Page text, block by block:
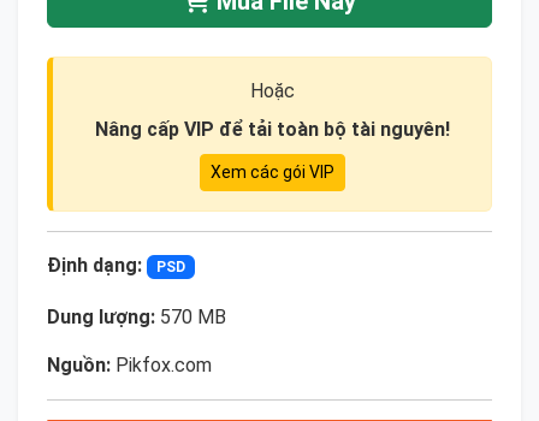
Hoặc
Nâng cấp VIP để tải toàn bộ tài nguyên!
Xem các gói VIP
Định dạng: PSD
Dung lượng: 570 MB
Nguồn: Pikfox.com